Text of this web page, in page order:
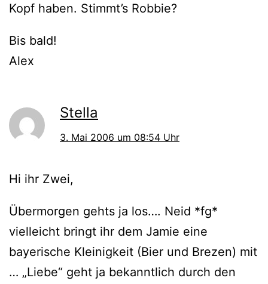
Kopf haben. Stimmt’s Robbie?
Bis bald!
Alex
Stella
3. Mai 2006 um 08:54 Uhr
Hi ihr Zwei,
Übermorgen gehts ja los…. Neid *fg*
vielleicht bringt ihr dem Jamie eine
bayerische Kleinigkeit (Bier und Brezen) mit
… „Liebe“ geht ja bekanntlich durch den